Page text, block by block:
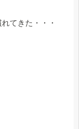
てきた・・・